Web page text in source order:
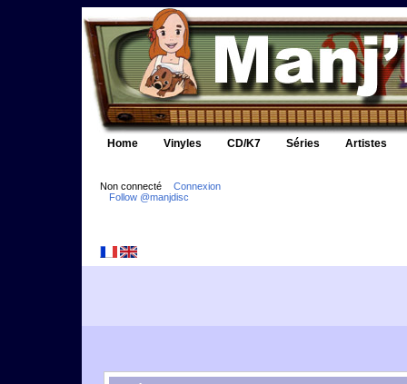
Home Vinyles CD/K7 Séries Artistes
Non connecté
Connexion
Follow @manjdisc